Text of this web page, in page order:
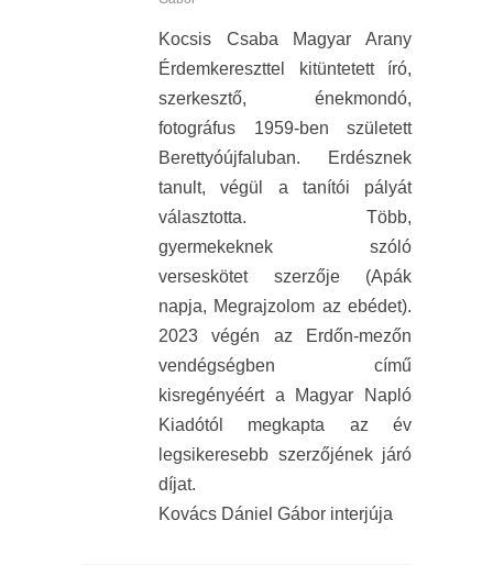
Kocsis Csaba Magyar Arany
Érdemkereszttel kitüntetett író,
szerkesztő, énekmondó,
fotográfus 1959-ben született
Berettyóújfaluban. Erdésznek
tanult, végül a tanítói pályát
választotta. Több,
gyermekeknek szóló
verseskötet szerzője (Apák
napja, Megrajzolom az ebédet).
2023 végén az Erdőn-mezőn
vendégségben című
kisregényéért a Magyar Napló
Kiadótól megkapta az év
legsikeresebb szerzőjének járó
díjat.
Kovács Dániel Gábor interjúja